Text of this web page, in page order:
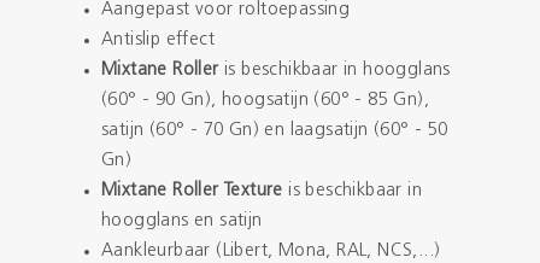
Aangepast voor roltoepassing
Antislip effect
Mixtane Rolleris beschikbaar in hoogglans
(60° - 90 Gn), hoogsatijn (60° - 85 Gn),
satijn (60° - 70 Gn) en laagsatijn (60° - 50
Gn)
Mixtane Roller Texture is beschikbaar in
hoogglans en satijn
Aankleurbaar (Libert, Mona, RAL, NCS,...)